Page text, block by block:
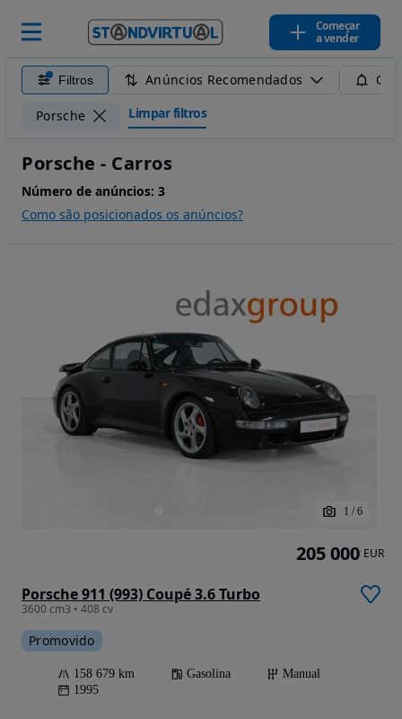
Começar
a vender
Filtros Anúncios Recomendados
Porsche Limpar filtros
Porsche - Carros
Número de anúncios: 3
Como são posicionados os anúncios?
1 / 6
Porsche 911 (993) Coupé 3.6 Turbo
3600 cm3 • 408 cv
Promovido
158 679 km Gasolina
Manual
1995
205 000 EUR